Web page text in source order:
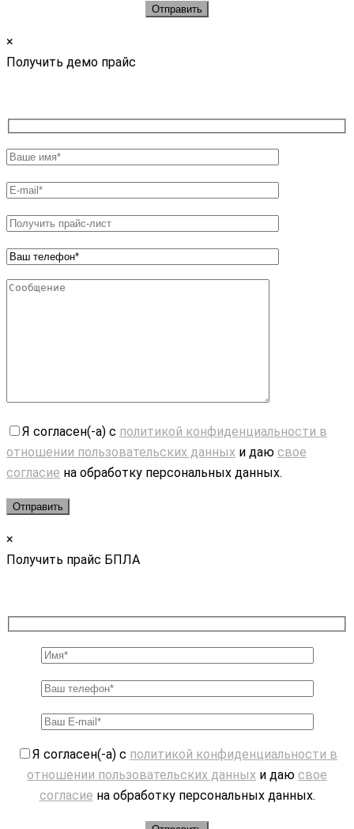
×
Получить демо прайс
Я согласен(-а) с политикой конфиденциальности в
отношении пользовательских данных и даю свое
согласие на обработку персональных данных.
×
Получить прайс БПЛА
Я согласен(-а) с политикой конфиденциальности в
отношении пользовательских данных и даю свое
согласие на обработку персональных данных.